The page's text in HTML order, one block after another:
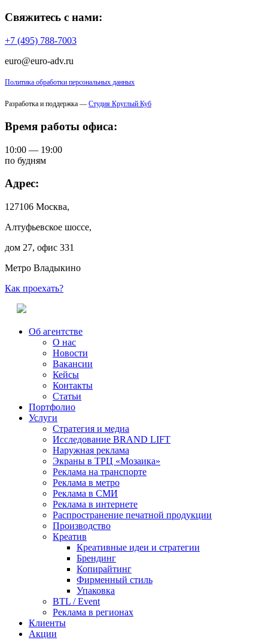
Свяжитесь с нами:
+7 (495) 788-7003
euro@euro-adv.ru
Политика обработки персональных данных
Разработка и поддержка — Студия Круглый Куб
Время работы офиса:
10:00 — 19:00
по будням
Адрес:
127106 Москва,
Алтуфьевское шоссе,
дом 27, офис 331
Метро Владыкино
Как проехать?
Об агентстве
О нас
Новости
Вакансии
Кейсы
Контакты
Статьи
Портфолио
Услуги
Стратегия и медиа
Исследование BRAND LIFT
Наружная реклама
Экраны в ТРЦ «Мозаика»
Реклама на транспорте
Реклама в метро
Реклама в СМИ
Реклама в интернете
Распространение печатной продукции
Производство
Креатив
Креативные идеи и стратегии
Брендинг
Копирайтинг
Фирменный стиль
Упаковка
BTL / Event
Реклама в регионах
Клиенты
Акции